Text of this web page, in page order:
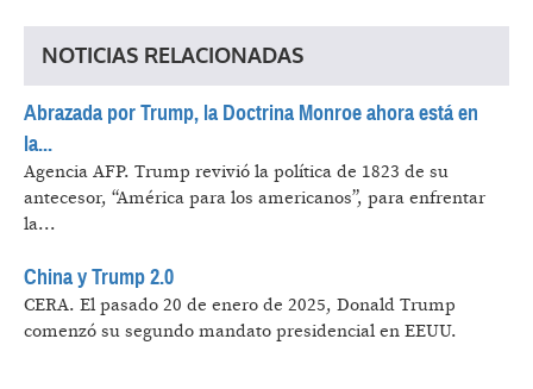
NOTICIAS RELACIONADAS
Abrazada por Trump, la Doctrina Monroe ahora está en
la...
Agencia AFP. Trump revivió la política de 1823 de su
antecesor, “América para los americanos”, para enfrentar
la...
China y Trump 2.0
CERA. El pasado 20 de enero de 2025, Donald Trump
comenzó su segundo mandato presidencial en EEUU.